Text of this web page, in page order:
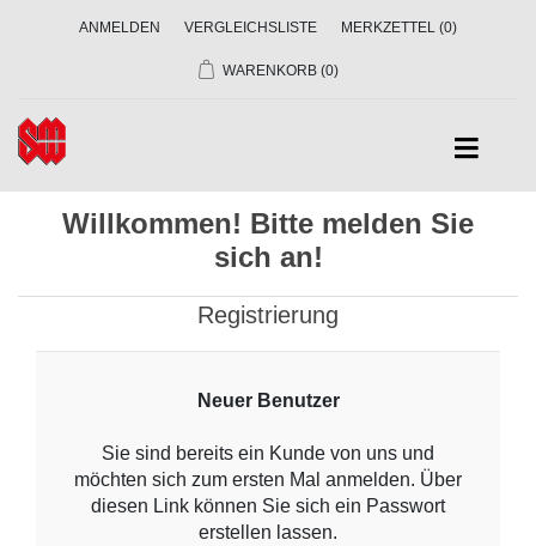
ANMELDEN VERGLEICHSLISTE MERKZETTEL (0)
WARENKORB (0)
Willkommen! Bitte melden Sie
sich an!
Registrierung
Neuer Benutzer
Sie sind bereits ein Kunde von uns und
möchten sich zum ersten Mal anmelden. Über
diesen Link können Sie sich ein Passwort
erstellen lassen.